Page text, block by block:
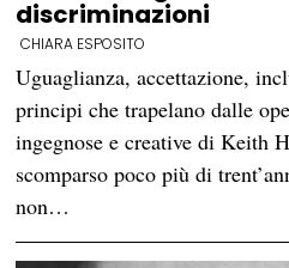
discriminazioni
CHIARA ESPOSITO
Uguaglianza, accettazione,
principi che trapelano dalle
ingegnose e creative di Keith
scomparso poco più di
non…